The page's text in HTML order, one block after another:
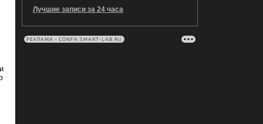
Лучшие записи за 24 часа
РЕКЛАМА • CONFA.SMART-LAB.RU